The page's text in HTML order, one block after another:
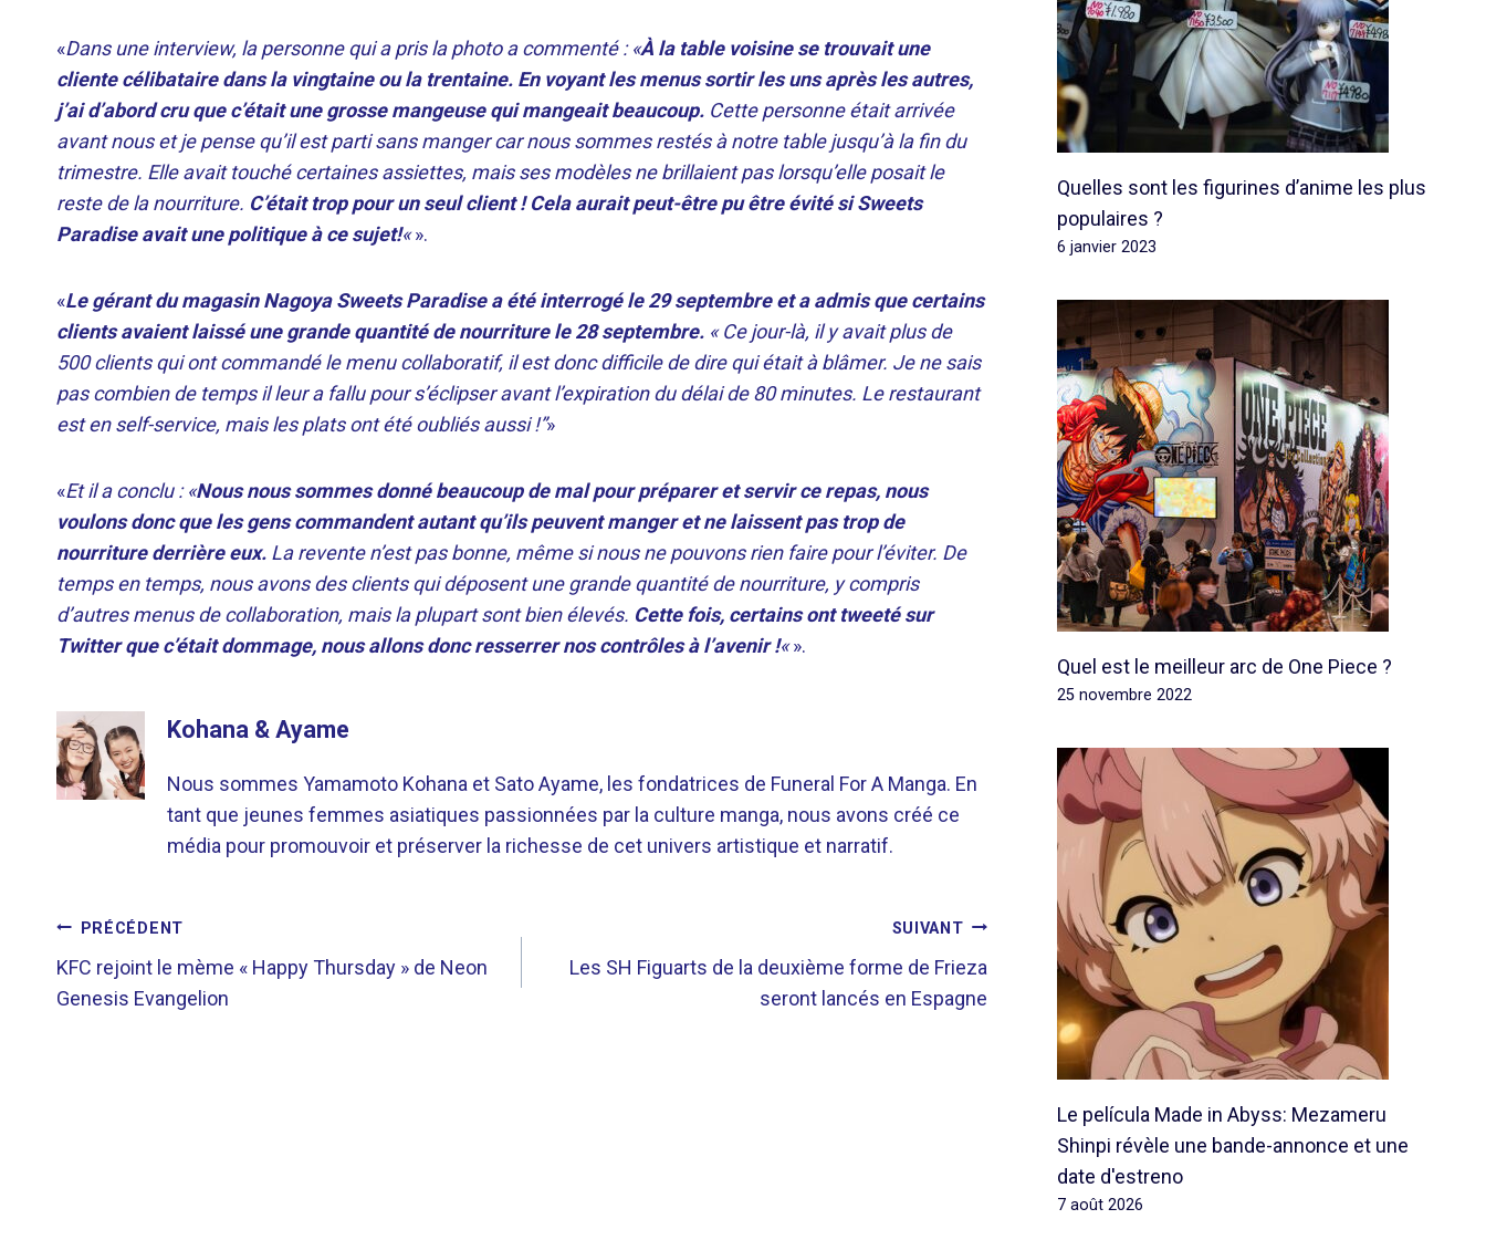
«Dans une interview, la personne qui a pris la photo a commenté : «À la table voisine se trouvait une
cliente célibataire dans la vingtaine ou la trentaine. En voyant les menus sortir les uns après les autres,
j’ai d’abord cru que c’était une grosse mangeuse qui mangeait beaucoup. Cette personne était arrivée
avant nous et je pense qu’il est parti sans manger car nous sommes restés à notre table jusqu’à la fin du
trimestre. Elle avait touché certaines assiettes, mais ses modèles ne brillaient pas lorsqu’elle posait le
reste de la nourriture. C’était trop pour un seul client ! Cela aurait peut-être pu être évité si Sweets
Paradise avait une politique à ce sujet!«».
«Le gérant du magasin Nagoya Sweets Paradise a été interrogé le 29 septembre et a admis que certains
clients avaient laissé une grande quantité de nourriture le 28 septembre. « Ce jour-là, il y avait plus de
500 clients qui ont commandé le menu collaboratif, il est donc difficile de dire qui était à blâmer. Je ne sais
pas combien de temps il leur a fallu pour s’éclipser avant l’expiration du délai de 80 minutes. Le restaurant
est en self-service, mais les plats ont été oubliés aussi !”»
«Et il a conclu : «Nous nous sommes donné beaucoup de mal pour préparer et servir ce repas, nous
voulons donc que les gens commandent autant qu’ils peuvent manger et ne laissent pas trop de
nourriture derrière eux. La revente n’est pas bonne, même si nous ne pouvons rien faire pour l’éviter. De
temps en temps, nous avons des clients qui déposent une grande quantité de nourriture, y compris
d’autres menus de collaboration, mais la plupart sont bien élevés. Cette fois, certains ont tweeté sur
Twitter que c’était dommage, nous allons donc resserrer nos contrôles à l’avenir !«».
Kohana & Ayame
Nous sommes Yamamoto Kohana et Sato Ayame, les fondatrices de Funeral For A Manga. En
tant que jeunes femmes asiatiques passionnées par la culture manga, nous avons créé ce
média pour promouvoir et préserver la richesse de cet univers artistique et narratif.
NAVIGATION
DE
PRÉCÉDENT
KFC rejoint le mème « Happy Thursday » de Neon
Genesis Evangelion
SUIVANT
Les SH Figuarts de la deuxième forme de Frieza
seront lancés en Espagne
Quelles sont les figurines d’anime les plus
populaires ?
6 janvier 2023
Quel est le meilleur arc de One Piece ?
25 novembre 2022
Le película Made in Abyss: Mezameru
Shinpi révèle une bande-annonce et une
date d'estreno
7 août 2026